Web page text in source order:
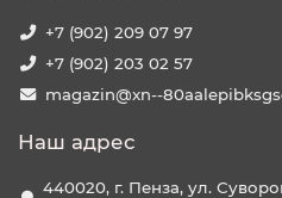
+7 (902) 209 07 97
+7 (902) 203 02 57
magazin@xn--
Наш адрес
440020, г. Пенза, ул.